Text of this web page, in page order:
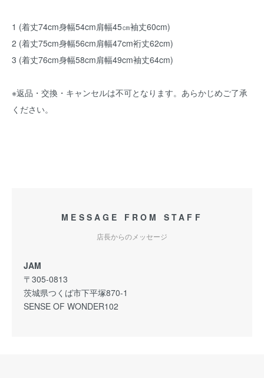
1 (着丈74cm身幅54cm肩幅45㎝袖丈60cm)
2 (着丈75cm身幅56cm肩幅47cm裄丈62cm)
3 (着丈76cm身幅58cm肩幅49cm袖丈64cm)
※返品・交換・キャンセルは不可となります。あらかじめご了承
ください。
MESSAGE FROM STAFF
店長からのメッセージ
JAM
〒305-0813
茨城県つくば市下平塚870-1
SENSE OF WONDER102